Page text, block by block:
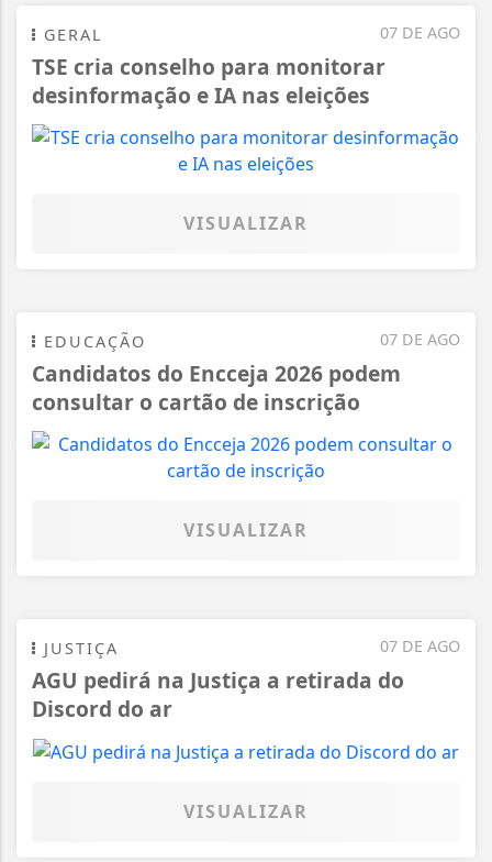
07 DE AGO
GERAL
TSE cria conselho para monitorar
desinformação e IA nas eleições
VISUALIZAR
07 DE AGO
EDUCAÇÃO
Candidatos do Encceja 2026 podem
consultar o cartão de inscrição
VISUALIZAR
07 DE AGO
JUSTIÇA
AGU pedirá na Justiça a retirada do
Discord do ar
VISUALIZAR